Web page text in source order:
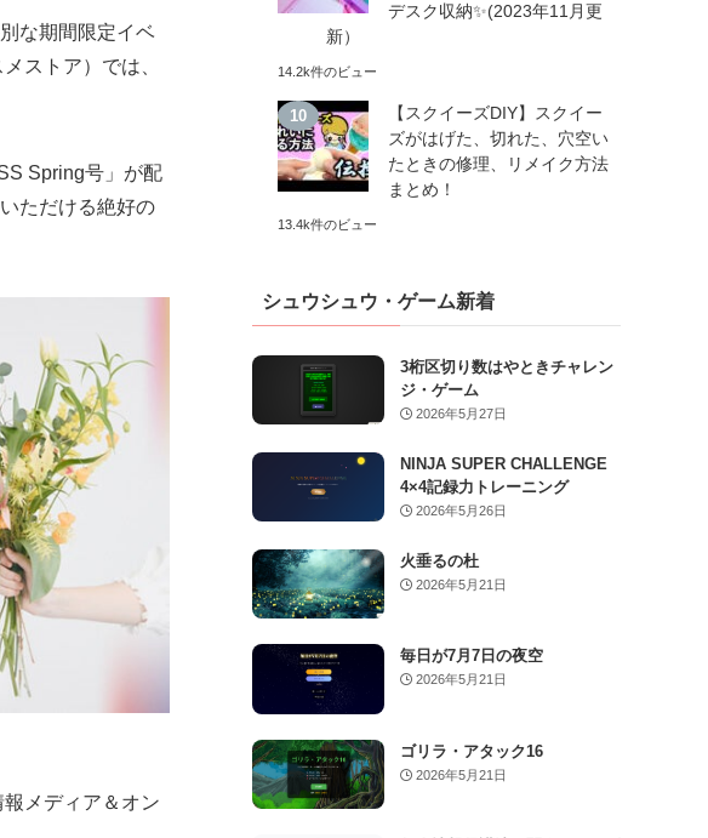
な期間限定イベ
ストア）では、
Spring号」が配
ただける絶好の
メディア＆オン
デスク収納✨(2023年11月更
新）
14.2k件のビュー
【スクイーズDIY】スクイー
ズがはげた、切れた、穴空い
たときの修理、リメイク方法
まとめ！
13.4k件のビュー
シュウシュウ・ゲーム新着
3桁区切り数はやときチャレン
ジ・ゲーム
2026年5月27日
NINJA SUPER CHALLENGE
4×4記録力トレーニング
2026年5月26日
火垂るの杜
2026年5月21日
毎日が7月7日の夜空
2026年5月21日
ゴリラ・アタック16
2026年5月21日